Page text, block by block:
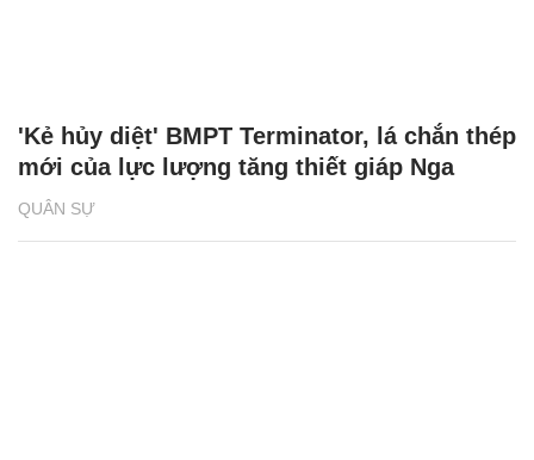
QUÂN SỰ
'Kẻ hủy diệt' BMPT Terminator, lá chắn thép
mới của lực lượng tăng thiết giáp Nga